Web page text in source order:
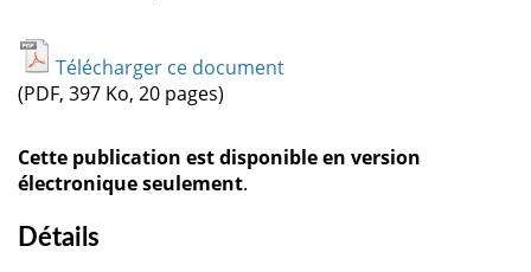
Télécharger ce document
(PDF, 397 Ko, 20 pages)
Cette publication est disponible en version
électronique seulement.
Détails